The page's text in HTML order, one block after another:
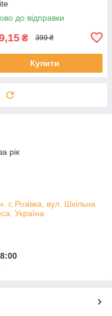
до відправки
₴ 399 ₴
Купити
рік
с.Розівка, вул. Шкільна
Україна